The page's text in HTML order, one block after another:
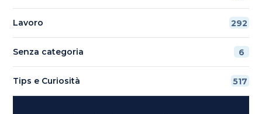
Lavoro 292
Senza categoria 6
Tips e Curiosità 517